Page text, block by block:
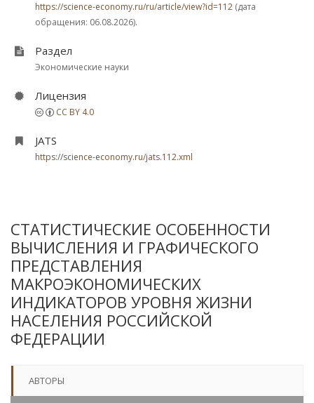
https://science-economy.ru/ru/article/view?id=112 (дата
обращения: 06.08.2026).
Раздел
Экономические науки
Лицензия
CC BY 4.0
JATS
https://science-economy.ru/jats.112.xml
СТАТИСТИЧЕСКИЕ ОСОБЕННОСТИ
ВЫЧИСЛЕНИЯ И ГРАФИЧЕСКОГО
ПРЕДСТАВЛЕНИЯ
МАКРОЭКОНОМИЧЕСКИХ
ИНДИКАТОРОВ УРОВНЯ ЖИЗНИ
НАСЕЛЕНИЯ РОССИЙСКОЙ
ФЕДЕРАЦИИ
АВТОРЫ